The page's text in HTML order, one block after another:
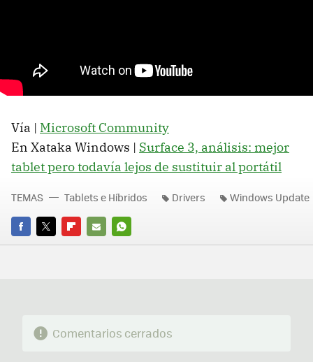
Vía | Microsoft Community
En Xataka Windows | Surface 3, análisis: mejor
tablet pero todavía lejos de sustituir al portátil
FACEBOOK
TWITTERFLIPBOARD
E-
WHATSAPP
TEMAS Tablets e Híbridos Drivers Windows Update
Comentarios cerrados